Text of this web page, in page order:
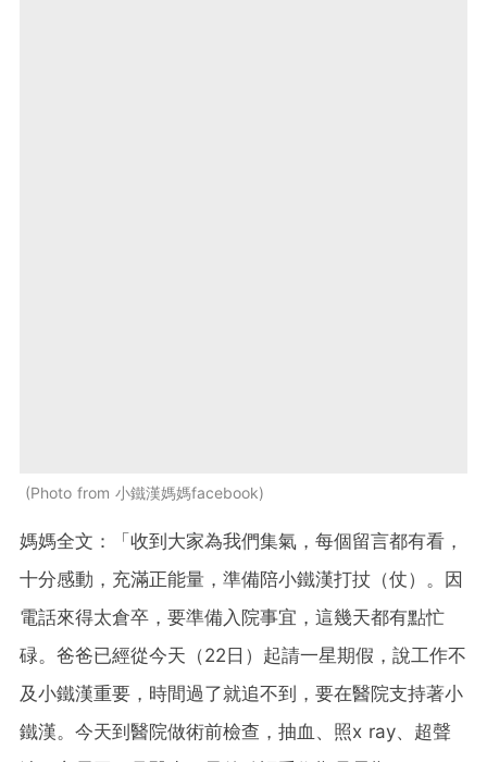
Photo from 小鐵漢媽媽facebook
媽媽全文：「收到大家為我們集氣，每個留言都有看，
十分感動，充滿正能量，準備陪小鐵漢打扙（仗）。因
電話來得太倉卒，要準備入院事宜，這幾天都有點忙
碌。爸爸已經從今天（22日）起請一星期假，說工作不
及小鐵漢重要，時間過了就追不到，要在醫院支持著小
鐵漢。今天到醫院做術前檢查，抽血、照x ray、超聲